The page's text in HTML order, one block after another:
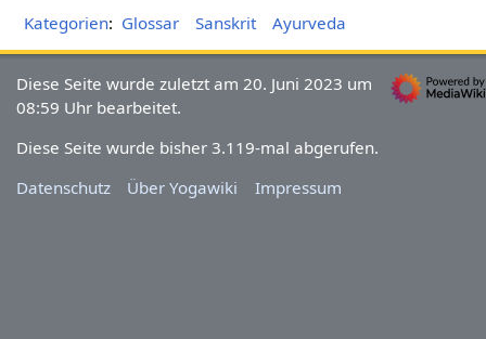
Kategorien: Glossar Sanskrit Ayurveda
Diese Seite wurde zuletzt am 20. Juni 2023 um
08:59 Uhr bearbeitet.
Diese Seite wurde bisher 3.119-mal abgerufen.
Datenschutz
Über Yogawiki Impressum